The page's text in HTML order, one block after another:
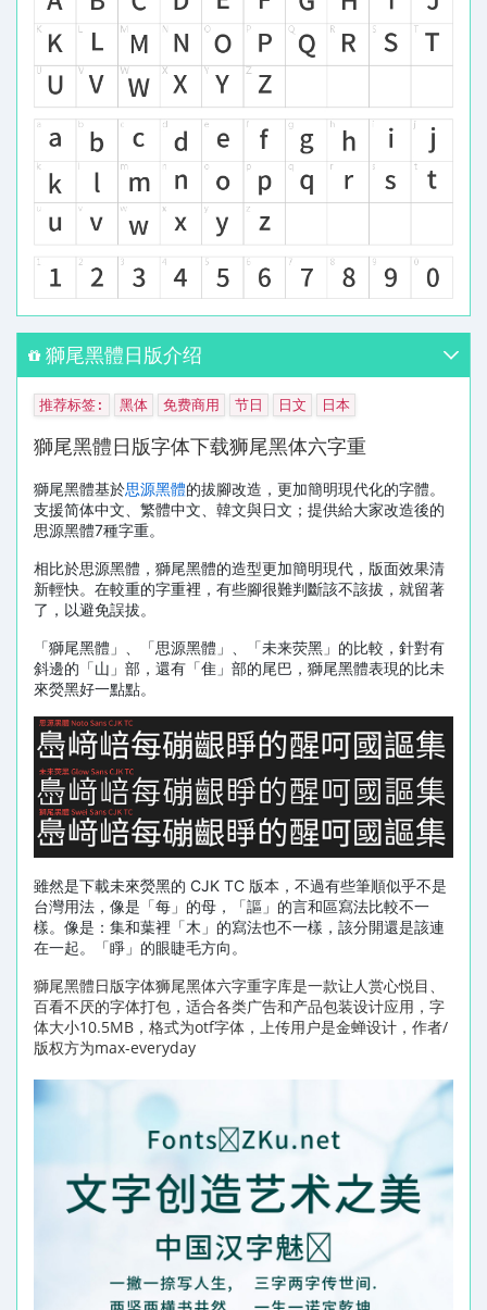
獅尾黑體日版介绍
推荐标签: 黑体 免费商用 节日 日文 日本
獅尾黑體日版字体下载狮尾黑体六字重
獅尾黑體基於思源黑體的拔腳改造，更加簡明現代化的字體。
支援简体中文、繁體中文、韓文與日文；提供給大家改造後的
思源黑體7種字重。
相比於思源黑體，獅尾黑體的造型更加簡明現代，版面效果清
新輕快。在較重的字重裡，有些腳很難判斷該不該拔，就留著
了，以避免誤拔。
「獅尾黑體」、「思源黑體」、「未来荧黑」的比較，針對有
斜邊的「山」部，還有「隹」部的尾巴，獅尾黑體表現的比未
來熒黑好一點點。
雖然是下載未來熒黑的 CJK TC 版本，不過有些筆順似乎不是
台灣用法，像是「每」的母，「謳」的言和區寫法比較不一
樣。像是：集和葉裡「木」的寫法也不一樣，該分開還是該連
在一起。「睜」的眼睫毛方向。
獅尾黑體日版字体狮尾黑体六字重字库是一款让人赏心悦目、
百看不厌的字体打包，适合各类广告和产品包装设计应用，字
体大小10.5MB，格式为otf字体，上传用户是金蝉设计，作者/
版权方为max-everyday